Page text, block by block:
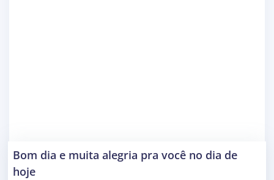
Bom dia e muita alegria pra você no dia de
hoje